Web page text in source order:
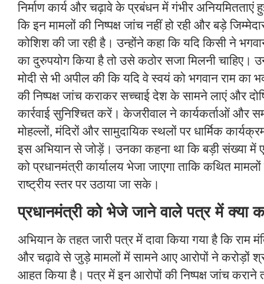
निर्माण कार्य और चढ़ावे के प्रबंधन में गंभीर अनियमितताएं
कि इन मामलों की निष्पक्ष जांच नहीं हो रही और बड़े
कोशिश की जा रही है। उन्होंने कहा कि यदि किसी ने
का दुरुपयोग किया है तो उसे कठोर सजा मिलनी चाहिए।
मोदी से भी अपील की कि यदि वे स्वयं को भगवान राम का
की निष्पक्ष जांच कराकर सच्चाई देश के सामने लाएं और
कार्रवाई सुनिश्चित करें। केजरीवाल ने कार्यकर्ताओं और
मोहल्लों, मंदिरों और सामुदायिक स्थलों पर धार्मिक
इस अभियान से जोड़ें। उनका कहना था कि बड़ी संख्या में
को प्रधानमंत्री कार्यालय भेजा जाएगा ताकि कथित मामलों
राष्ट्रीय स्तर पर उठाया जा सके।
प्रधानमंत्री को भेजे जाने वाले पत्र में क्या
अभियान के तहत जारी पत्र में दावा किया गया है कि राम
और चढ़ावे से जुड़े मामलों में सामने आए आरोपों ने करोड़ों
आहत किया है। पत्र में इन आरोपों की निष्पक्ष जांच कराने